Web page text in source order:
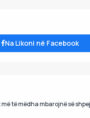
Na Likoni në Facebook
të mëdha mbarojnë së